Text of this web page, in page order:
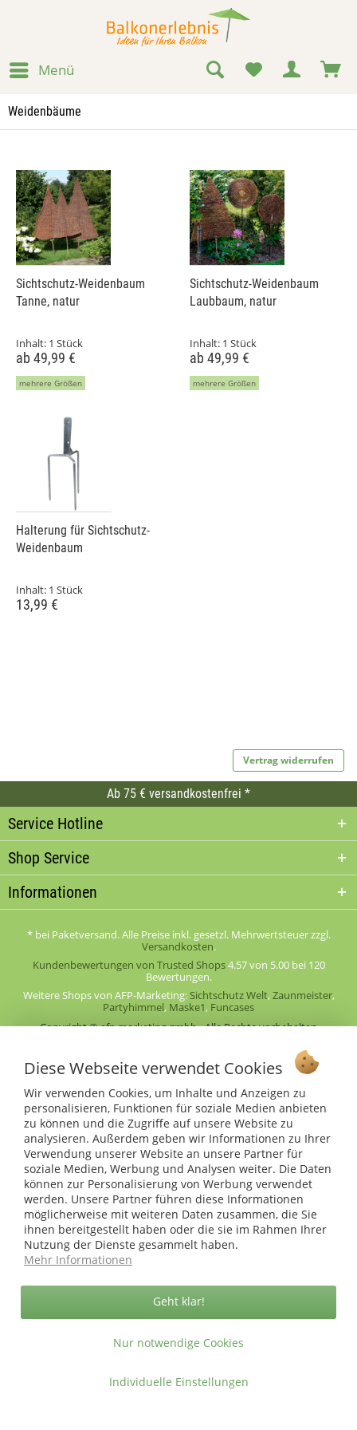
Menü
Weidenbäume
Sichtschutz-Weidenbaum
Tanne, natur
Inhalt: 1 Stück
ab 49,99 €
mehrere Größen
Sichtschutz-Weidenbaum
Laubbaum, natur
Inhalt: 1 Stück
ab 49,99 €
mehrere Größen
Halterung für Sichtschutz-
Weidenbaum
Inhalt: 1 Stück
13,99 €
Vertrag widerrufen
Ab 75 € versandkostenfrei *
Service Hotline
Shop Service
Informationen
* bei Paketversand. Alle Preise inkl. gesetzl. Mehrwertsteuer zzgl.
Versandkosten.
Kundenbewertungen von Trusted Shops4.57von 5.00 bei 120
Bewertungen.
Weitere Shops von AFP-Marketing:Sichtschutz Welt,Zaunmeister,
Partyhimmel, Maske1, Funcases
Copyright © afp marketing gmbh - Alle Rechte vorbehalten
Diese Webseite verwendet Cookies
Wir verwenden Cookies, um Inhalte und Anzeigen zu
personalisieren, Funktionen für soziale Medien anbieten
zu können und die Zugriffe auf unsere Website zu
analysieren. Außerdem geben wir Informationen zu Ihrer
Verwendung unserer Website an unsere Partner für
soziale Medien, Werbung und Analysen weiter. Die Daten
können zur Personalisierung von Werbung verwendet
werden. Unsere Partner führen diese Informationen
möglicherweise mit weiteren Daten zusammen, die Sie
ihnen bereitgestellt haben oder die sie im Rahmen Ihrer
Nutzung der Dienste gesammelt haben.
Mehr Informationen
Nur notwendige Cookies
Geht klar!
Individuelle Einstellungen